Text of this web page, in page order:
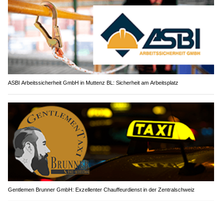
ASBI Arbeitssicherheit GmbH in Muttenz BL: Sicherheit am Arbeitsplatz
Gentlemen Brunner GmbH: Exzellenter Chauffeurdienst in der Zentralschweiz